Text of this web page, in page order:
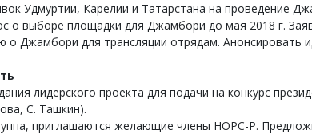
Удмуртии, Карелии и Татарстана на проведение
о выборе площадки для Джамбори до мая 2018 г.
о Джамбори для трансляции отрядам.
лидерского проекта для подачи на конкурс
С. Ташкин).
приглашаются желающие члены НОРС-Р.